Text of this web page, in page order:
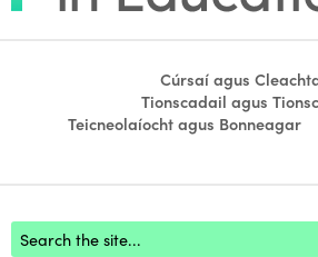
Cúrsaí agus
Tionscadail agus
Teicneolaíocht agus Bonneagar
Footer search